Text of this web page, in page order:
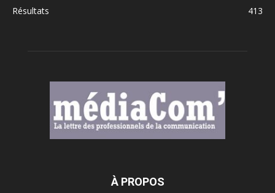
Résultats
413
À PROPOS